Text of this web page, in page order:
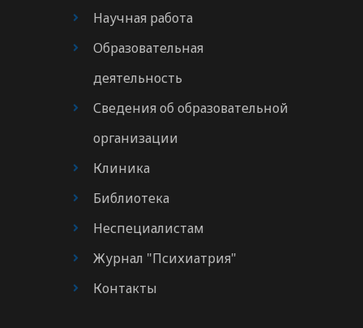
Научная работа
Образовательная
деятельность
Сведения об образовательной
организации
Клиника
Библиотека
Неспециалистам
Журнал "Психиатрия"
Контакты